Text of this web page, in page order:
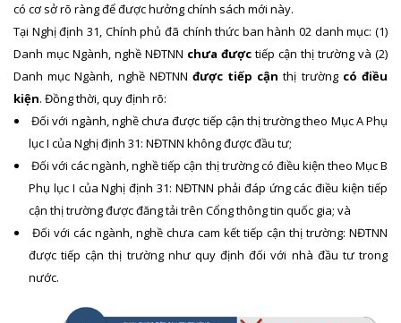
có cơ sở rõ ràng để được hưởng chính sách mới này.
Tại Nghị định 31, Chính phủ đã chính thức ban hành 02 danh mục: (1)
Danh mục Ngành, nghề NĐTNN chưa được tiếp cận thị trường và (2)
Danh mục Ngành, nghề NĐTNN được tiếp cận thị trường có điều
kiện. Đồng thời, quy định rõ:
Đối với ngành, nghề chưa được tiếp cận thị trường theo Mục A Phụ
lục I của Nghị định 31: NĐTNN không được đầu tư;
Đối với các ngành, nghề tiếp cận thị trường có điều kiện theo Mục B
Phụ lục I của Nghị định 31: NĐTNN phải đáp ứng các điều kiện tiếp
cận thị trường được đăng tải trên Cổng thông tin quốc gia; và
Đối với các ngành, nghề chưa cam kết tiếp cận thị trường: NĐTNN
được tiếp cận thị trường như quy định đối với nhà đầu tư trong
nước.